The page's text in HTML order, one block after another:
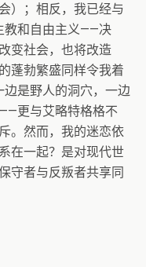
）；相反，我已经与
教和自由主义——决
变社会，也将改造
蓬勃繁盛同样令我着
是野人的洞穴，一边
更与艾略特格格不
。然而，我的迷恋依
在一起？是对现代世
守者与反叛者共享同